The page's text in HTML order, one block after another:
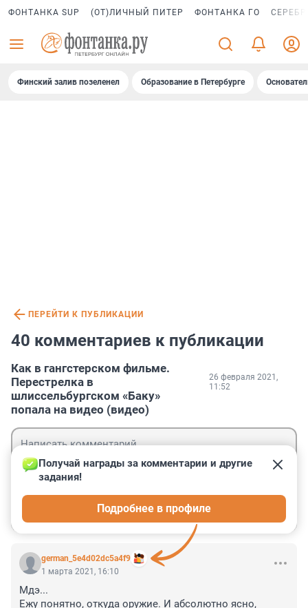
ФОНТАНКА SUP (ОТ)ЛИЧНЫЙ ПИТЕР ФОНТАНКА ГО
Финский залив позеленел Образование в Петербурге
ПЕРЕЙТИ К ПУБЛИКАЦИИ
40 комментариев к публикации
Как в гангстерском фильме.
Перестрелка в
шлиссельбургском «Баку»
попала на видео (видео)
26 февраля 2021,
11:52
german_5e4d02dc5a4f9
Получай награды за комментарии и другие
задания!
Подробнее в профиле
1 марта 2021, 16:10
Мдэ...
Ежу понятно, откуда оружие. И абсолютно ясно,